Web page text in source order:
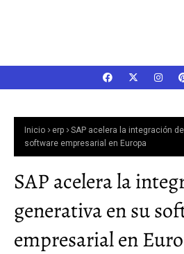
Inicio erp
SAP acelera la integración
software empresarial en Europa
SAP acelera la
generativa en su
empresarial en